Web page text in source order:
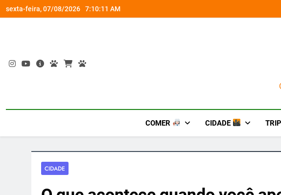
Skip
to
sexta-feira, 07/08/2026 7:10:11 AM
a Nova Orquestra Cobasi participa do GoldeN GatoFest 2026 e oferece
COMER CIDADE TRIP
CIDADE